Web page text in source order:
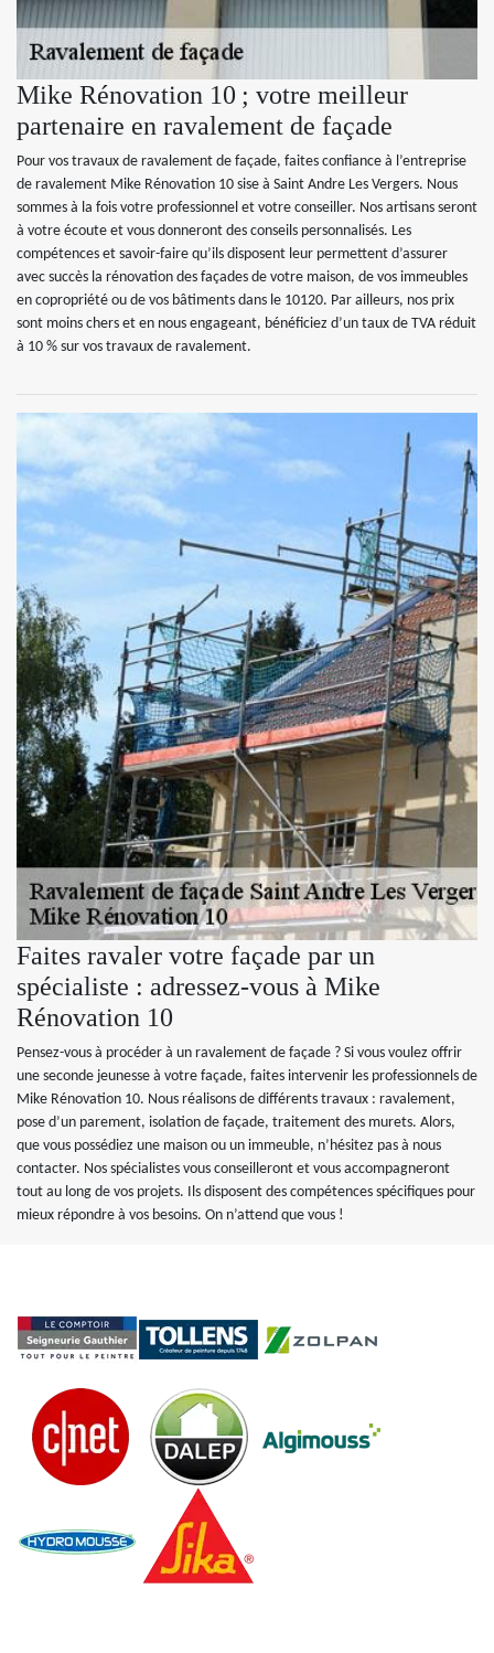
Mike Rénovation 10 ; votre meilleur
partenaire en ravalement de façade
Pour vos travaux de ravalement de façade, faites confiance à l’entreprise
de ravalement Mike Rénovation 10 sise à Saint Andre Les Vergers. Nous
sommes à la fois votre professionnel et votre conseiller. Nos artisans seront
à votre écoute et vous donneront des conseils personnalisés. Les
compétences et savoir-faire qu’ils disposent leur permettent d’assurer
avec succès la rénovation des façades de votre maison, de vos immeubles
en copropriété ou de vos bâtiments dans le 10120. Par ailleurs, nos prix
sont moins chers et en nous engageant, bénéficiez d’un taux de TVA réduit
à 10 % sur vos travaux de ravalement.
Faites ravaler votre façade par un
spécialiste : adressez-vous à Mike
Rénovation 10
Pensez-vous à procéder à un ravalement de façade ? Si vous voulez offrir
une seconde jeunesse à votre façade, faites intervenir les professionnels de
Mike Rénovation 10. Nous réalisons de différents travaux : ravalement,
pose d’un parement, isolation de façade, traitement des murets. Alors,
que vous possédiez une maison ou un immeuble, n’hésitez pas à nous
contacter. Nos spécialistes vous conseilleront et vous accompagneront
tout au long de vos projets. Ils disposent des compétences spécifiques pour
mieux répondre à vos besoins. On n’attend que vous !